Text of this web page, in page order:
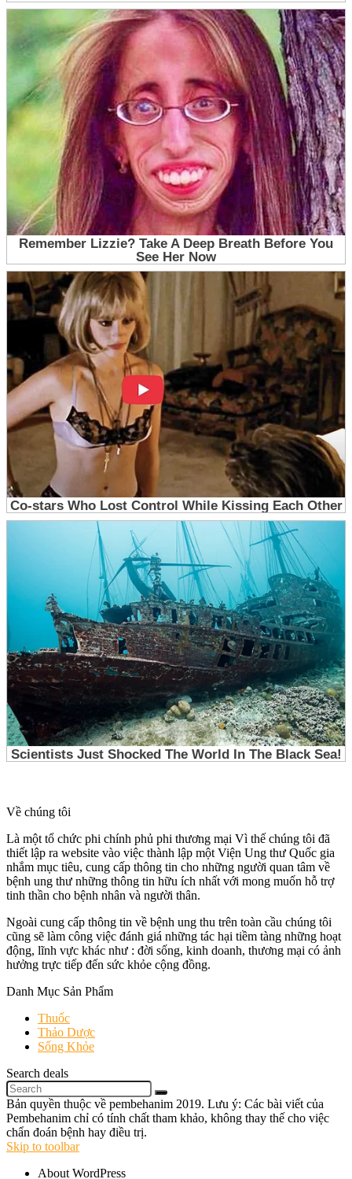
Về chúng tôi
Là một tổ chức phi chính phủ phi thương mại Vì thế chúng tôi đã
thiết lập ra website vào việc thành lập một Viện Ung thư Quốc gia
nhắm mục tiêu, cung cấp thông tin cho những người quan tâm về
bệnh ung thư những thông tin hữu ích nhất với mong muốn hỗ trợ
tinh thần cho bệnh nhân và người thân.
Ngoài cung cấp thông tin về bệnh ung thu trên toàn cầu chúng tôi
cũng sẽ làm công việc đánh giá những tác hại tiềm tàng những hoạt
động, lĩnh vực khác như : đời sống, kinh doanh, thương mại có ảnh
hưởng trực tiếp đến sức khỏe cộng đồng.
Danh Mục Sản Phẩm
Thuốc
Thảo Dược
Sống Khỏe
Search deals
Bản quyền thuộc về pembehanim 2019. Lưu ý: Các bài viết của
Pembehanim chỉ có tính chất tham khảo, không thay thế cho việc
chẩn đoán bệnh hay điều trị.
Skip to toolbar
About WordPress